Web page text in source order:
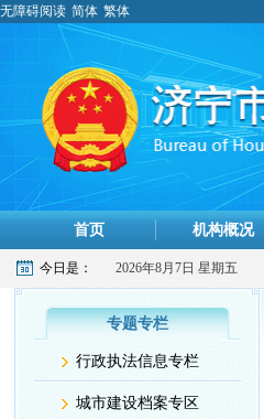
无障碍阅读 简体 繁体
首页 机构概况
今日是： 2026年8月7日 星期五
专题专栏
行政执法信息专栏
城市建设档案专区